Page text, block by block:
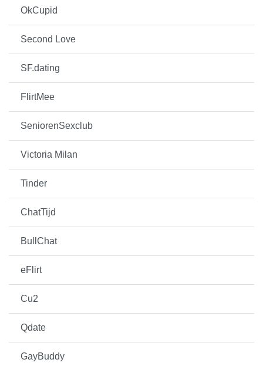
OkCupid
Second Love
SF.dating
FlirtMee
SeniorenSexclub
Victoria Milan
Tinder
ChatTijd
BullChat
eFlirt
Cu2
Qdate
GayBuddy